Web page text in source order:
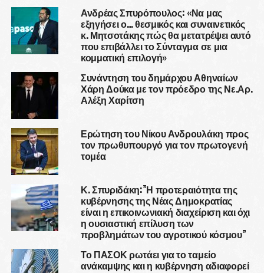
Ανδρέας Σπυρόπουλος: «Να μας
εξηγήσει ο… θεσμικός και συναινετικός
κ. Μητσοτάκης πώς θα μετατρέψει αυτό
που επιβάλλει το Σύνταγμα σε μια
κομματική επιλογή»
Συνάντηση του δημάρχου Αθηναίων
Χάρη Δούκα με τον πρόεδρο της Νε.Αρ.
Αλέξη Χαρίτση
Ερώτηση του Νίκου Ανδρουλάκη προς
τον πρωθυπουργό για τον πρωτογενή
τομέα
Κ. Σπυριδάκη:”Η προτεραιότητα της
κυβέρνησης της Νέας Δημοκρατίας
είναι η επικοινωνιακή διαχείριση και όχι
η ουσιαστική επίλυση των
προβλημάτων του αγροτικού κόσμου”
Το ΠΑΣΟΚ ρωτάει για το ταμείο
ανάκαμψης και η κυβέρνηση αδιαφορεί